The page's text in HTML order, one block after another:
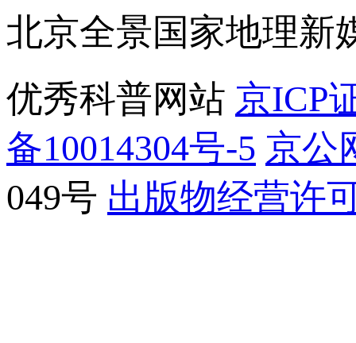
北京全景国家地理新
优秀科普网站 京ICP
备10014304号-5 京公
049号 出版物经营许